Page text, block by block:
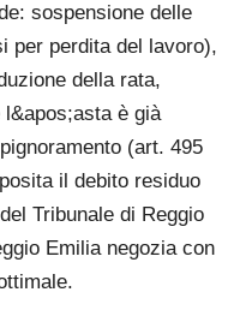
sospensione delle
per perdita del lavoro),
della rata,
è già
(art. 495
il debito residuo
Tribunale di Reggio
Emilia negozia con